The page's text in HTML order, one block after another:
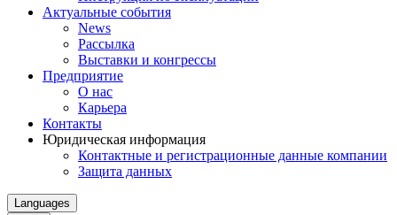
Актуальные события
News
Рассылка
Выставки и конгрессы
Предприятие
О нас
Карьера
Контакты
Юридическая информация
Контактные и регистрационные данные компании
Защита данных
Languages